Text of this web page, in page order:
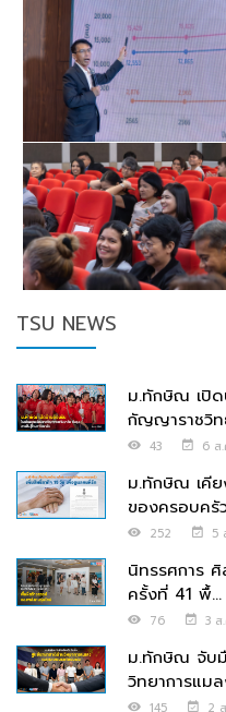
TSU NEWS
ม.ทักษิณ เปิด
กัญญาราชวิท
43 6 ส
ม.ทักษิณ เคีย
ของครอบครั
252 5
นิทรรศการ
ครั้งที่ 41 พื้...
76 3 ส
ม.ทักษิณ จับ
วิทยาการแมล
145 2